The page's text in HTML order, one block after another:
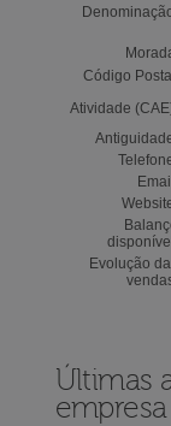
Código
Atividade
Evolução
Últimas
empresa